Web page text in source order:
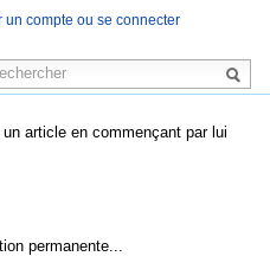
article en commençant par lui
permanente...
un compte ou se connecter